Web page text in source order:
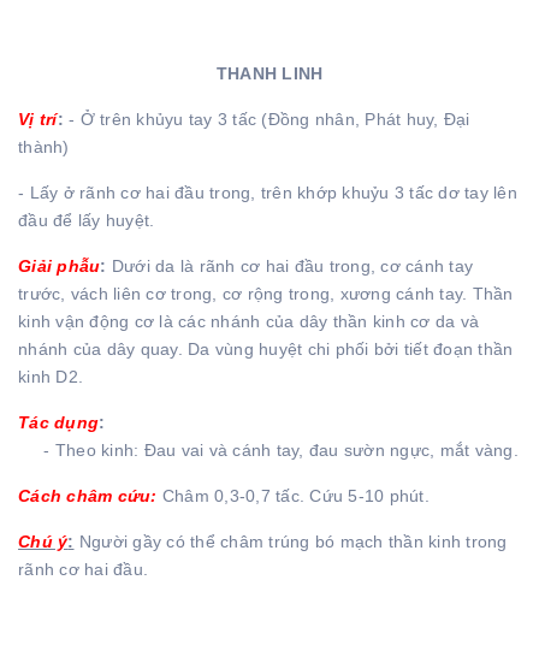
THANH LINH
Vị trí: - Ở trên khủyu tay 3 tấc (Đồng nhân, Phát huy, Đại
thành)
- Lấy ở rãnh cơ hai đầu trong, trên khớp khuỷu 3 tấc dơ tay lên
đầu để lấy huyệt.
Giải phẫu: Dưới da là rãnh cơ hai đầu trong, cơ cánh tay
trước, vách liên cơ trong, cơ rộng trong, xương cánh tay. Thần
kinh vận động cơ là các nhánh của dây thần kinh cơ da và
nhánh của dây quay. Da vùng huyệt chi phối bởi tiết đoạn thần
kinh D2.
Tác dụng:
- Theo kinh: Đau vai và cánh tay, đau sườn ngực, mắt vàng.
Cách châm cứu: Châm 0,3-0,7 tấc. Cứu 5-10 phút.
Chú ý: Người gầy có thể châm trúng bó mạch thần kinh trong
rãnh cơ hai đầu.